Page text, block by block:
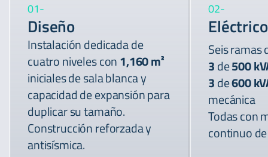
01-
Diseño
Instalación dedicada de
cuatro niveles con1,160 m²
iniciales de sala blanca y
capacidad de expansión para
duplicar su tamaño.
Construcción reforzada y
antisísmica.
02-
Eléctrico
Seis ramas
3de500
3de600
mecánica
Todas con
continuo